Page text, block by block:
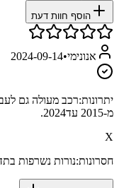
הוסף חוות דעת
אנונימי•
2024-09-14
יתרונות:רכב מעולה גם
מ-2015 עד2024.
X
חסרונות:נורות נשרפות